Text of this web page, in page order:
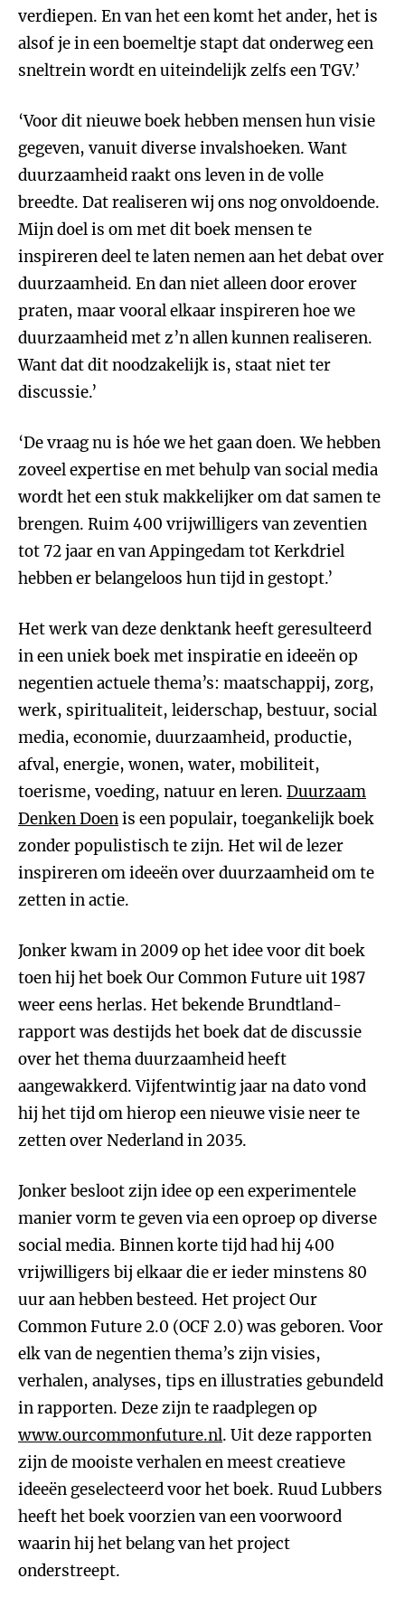
verdiepen. En van het een komt het ander, het is
alsof je in een boemeltje stapt dat onderweg een
sneltrein wordt en uiteindelijk zelfs een TGV.’
‘Voor dit nieuwe boek hebben mensen hun visie
gegeven, vanuit diverse invalshoeken. Want
duurzaamheid raakt ons leven in de volle
breedte. Dat realiseren wij ons nog onvoldoende.
Mijn doel is om met dit boek mensen te
inspireren deel te laten nemen aan het debat over
duurzaamheid. En dan niet alleen door erover
praten, maar vooral elkaar inspireren hoe we
duurzaamheid met z’n allen kunnen realiseren.
Want dat dit noodzakelijk is, staat niet ter
discussie.’
‘De vraag nu is hóe we het gaan doen. We hebben
zoveel expertise en met behulp van social media
wordt het een stuk makkelijker om dat samen te
brengen. Ruim 400 vrijwilligers van zeventien
tot 72 jaar en van Appingedam tot Kerkdriel
hebben er belangeloos hun tijd in gestopt.’
Het werk van deze denktank heeft geresulteerd
in een uniek boek met inspiratie en ideeën op
negentien actuele thema’s: maatschappij, zorg,
werk, spiritualiteit, leiderschap, bestuur, social
media, economie, duurzaamheid, productie,
afval, energie, wonen, water, mobiliteit,
toerisme, voeding, natuur en leren. Duurzaam
Denken Doenis een populair, toegankelijk boek
zonder populistisch te zijn. Het wil de lezer
inspireren om ideeën over duurzaamheid om te
zetten in actie.
Jonker kwam in 2009 op het idee voor dit boek
toen hij het boek Our Common Future uit 1987
weer eens herlas. Het bekende Brundtland-
rapport was destijds het boek dat de discussie
over het thema duurzaamheid heeft
aangewakkerd. Vijfentwintig jaar na dato vond
hij het tijd om hierop een nieuwe visie neer te
zetten over Nederland in 2035.
Jonker besloot zijn idee op een experimentele
manier vorm te geven via een oproep op diverse
social media. Binnen korte tijd had hij 400
vrijwilligers bij elkaar die er ieder minstens 80
uur aan hebben besteed. Het project Our
Common Future 2.0 (OCF 2.0) was geboren. Voor
elk van de negentien thema’s zijn visies,
verhalen, analyses, tips en illustraties gebundeld
in rapporten. Deze zijn te raadplegen op
www.ourcommonfuture.nl. Uit deze rapporten
zijn de mooiste verhalen en meest creatieve
ideeën geselecteerd voor het boek. Ruud Lubbers
heeft het boek voorzien van een voorwoord
waarin hij het belang van het project
onderstreept.